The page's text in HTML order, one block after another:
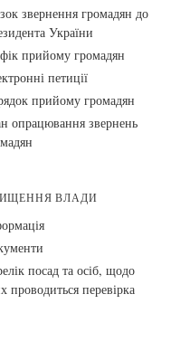
звернення громадян до
України
прийому громадян
петиції
прийому громадян
опрацювання звернень
ВЛАДИ
посад та осіб, щодо
проводиться перевірка